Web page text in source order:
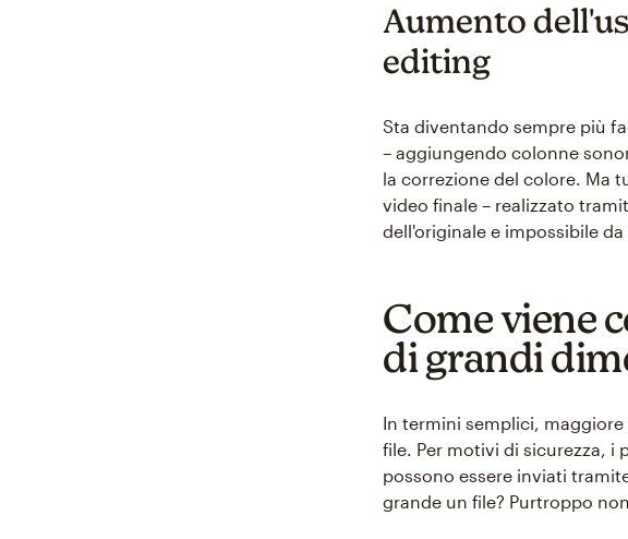
Aumento
editing
Sta diventando sempre più
– aggiungendo colonne
la correzione del colore. Ma
video finale – realizzato
dell'originale e impossibile
Come viene
di grandi
In termini semplici,
file. Per motivi di sicurezza, i
possono essere inviati
grande un file? Purtroppo